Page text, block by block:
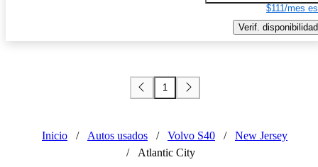
$111/mes
Verif. disponibilidad
1
Inicio / Autos usados / Volvo S40 /
New Jersey
/
Atlantic City